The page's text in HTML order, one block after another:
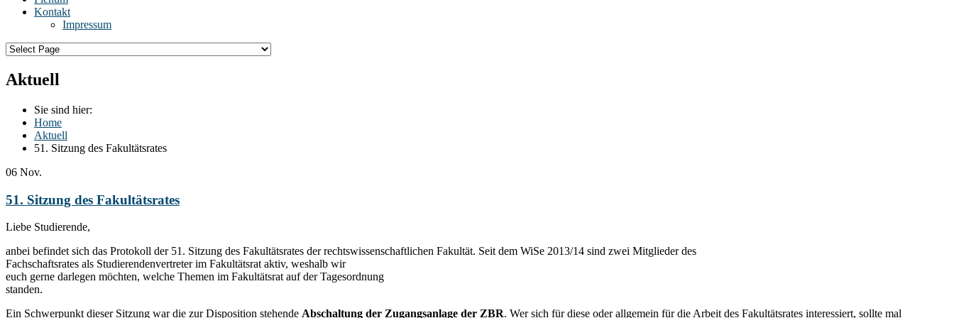
Kontakt
Impressum
Aktuell
Sie sind hier:
Home
Aktuell
51. Sitzung des Fakultätsrates
06 Nov.
51. Sitzung des Fakultätsrates
Liebe Studierende,
anbei befindet sich das Protokoll der 51. Sitzung des Fakultätsrates der rechtswissenschaftlichen Fakultät. Seit dem WiSe 2013/14 sind zwei Mitglieder des
Fachschaftsrates als Studierendenvertreter im Fakultätsrat aktiv, weshalb wir
euch gerne darlegen möchten, welche Themen im Fakultätsrat auf der Tagesordnung
standen.
Ein Schwerpunkt dieser Sitzung war die zur Disposition stehende Abschaltung der Zugangsanlage der ZBR. Wer sich für diese oder allgemein für die Arbeit des Fakultätsrates interessiert, sollte mal